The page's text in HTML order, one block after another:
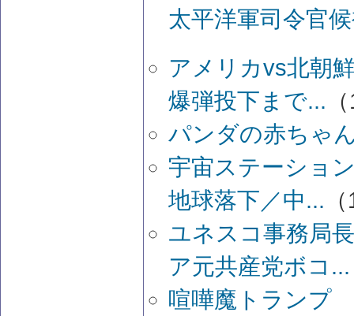
太平洋軍司令官
アメリカvs北朝
爆弾投下まで...
パンダの赤ちゃ
宇宙ステーショ
地球落下／中...
ユネスコ事務局
ア元共産党ボコ...
喧嘩魔トランプ